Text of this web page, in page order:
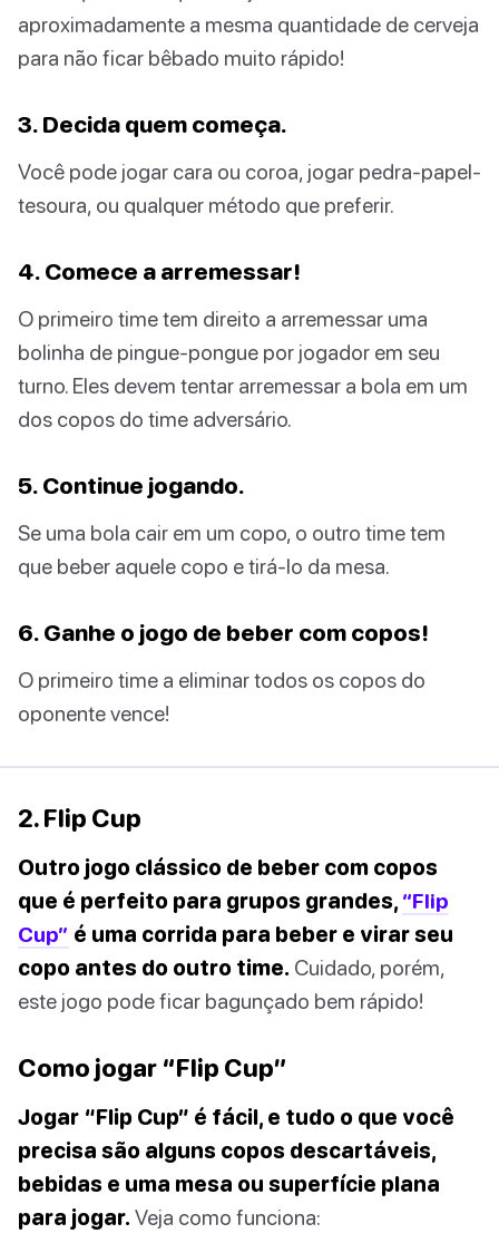
aproximadamente a mesma quantidade de cerveja
para não ficar bêbado muito rápido!
3. Decida quem começa.
Você pode jogar cara ou coroa, jogar pedra-papel-
tesoura, ou qualquer método que preferir.
4. Comece a arremessar!
O primeiro time tem direito a arremessar uma
bolinha de pingue-pongue por jogador em seu
turno. Eles devem tentar arremessar a bola em um
dos copos do time adversário.
5. Continue jogando.
Se uma bola cair em um copo, o outro time tem
que beber aquele copo e tirá-lo da mesa.
6. Ganhe o jogo de beber com copos!
O primeiro time a eliminar todos os copos do
oponente vence!
2. Flip Cup
Outro jogo clássico de beber com copos
que é perfeito para grupos grandes, “Flip
Cup” é uma corrida para beber e virar seu
copo antes do outro time. Cuidado, porém,
este jogo pode ficar bagunçado bem rápido!
Como jogar “Flip Cup”
Jogar “Flip Cup” é fácil, e tudo o que você
precisa são alguns copos descartáveis,
bebidas e uma mesa ou superfície plana
para jogar. Veja como funciona: